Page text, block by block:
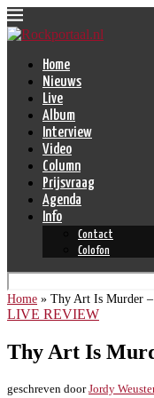
Home
Nieuws
Live
Album
Interview
Video
Column
Prijsvraag
Agenda
Info
Contact
Colofon
Home » Thy Art Is Murder
LIVE REVIEW
Thy Art Is
geschreven doorJordy